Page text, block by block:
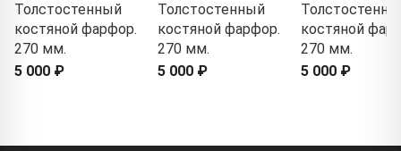
Толстостенный
костяной фарфор.
270 мм.
5 000 ₽
Толстостенный
костяной фарфор.
270 мм.
5 000 ₽
костяной
270 мм.
5 000 ₽